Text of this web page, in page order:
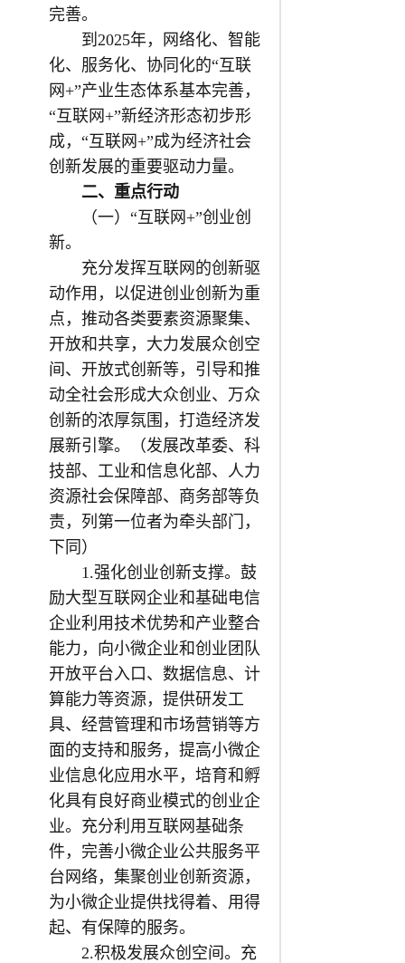
完善。
到2025年，网络化、智能
化、服务化、协同化的“互联
网+”产业生态体系基本完善，
“互联网+”新经济形态初步形
成，“互联网+”成为经济社会
创新发展的重要驱动力量。
二、重点行动
（一）“互联网+”创业创
新。
充分发挥互联网的创新驱
动作用，以促进创业创新为重
点，推动各类要素资源聚集、
开放和共享，大力发展众创空
间、开放式创新等，引导和推
动全社会形成大众创业、万众
创新的浓厚氛围，打造经济发
展新引擎。（发展改革委、科
技部、工业和信息化部、人力
资源社会保障部、商务部等负
责，列第一位者为牵头部门，
下同）
1.强化创业创新支撑。鼓
励大型互联网企业和基础电信
企业利用技术优势和产业整合
能力，向小微企业和创业团队
开放平台入口、数据信息、计
算能力等资源，提供研发工
具、经营管理和市场营销等方
面的支持和服务，提高小微企
业信息化应用水平，培育和孵
化具有良好商业模式的创业企
业。充分利用互联网基础条
件，完善小微企业公共服务平
台网络，集聚创业创新资源，
为小微企业提供找得着、用得
起、有保障的服务。
2.积极发展众创空间。充